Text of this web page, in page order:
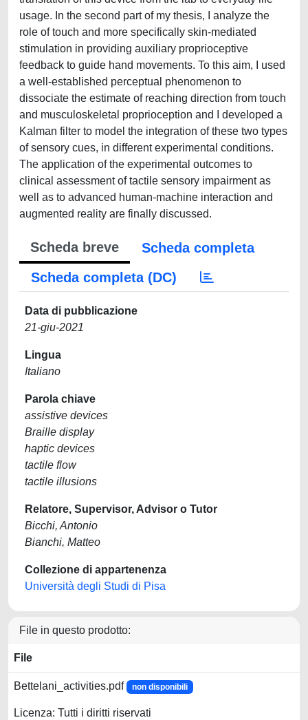
usage. In the second part of my thesis, I analyze the
role of touch and more specifically skin-mediated
stimulation in providing auxiliary proprioceptive
feedback to guide hand movements. To this aim, I used
a well-established perceptual phenomenon to
dissociate the estimate of reaching direction from touch
and musculoskeletal proprioception and I developed a
Kalman filter to model the integration of these two types
of sensory cues, in different experimental conditions.
The application of the experimental outcomes to
clinical assessment of tactile sensory impairment as
well as to advanced human-machine interaction and
augmented reality are finally discussed.
Scheda breve
Scheda completa
Scheda completa (DC)
Data di pubblicazione
21-giu-2021
Lingua
Italiano
Parola chiave
assistive devices
Braille display
haptic devices
tactile flow
tactile illusions
Relatore, Supervisor, Advisor o Tutor
Bicchi, Antonio
Bianchi, Matteo
Collezione di appartenenza
Università degli Studi di Pisa
File in questo prodotto:
File
Bettelani_activities.pdf non disponibili
Licenza: Tutti i diritti riservati